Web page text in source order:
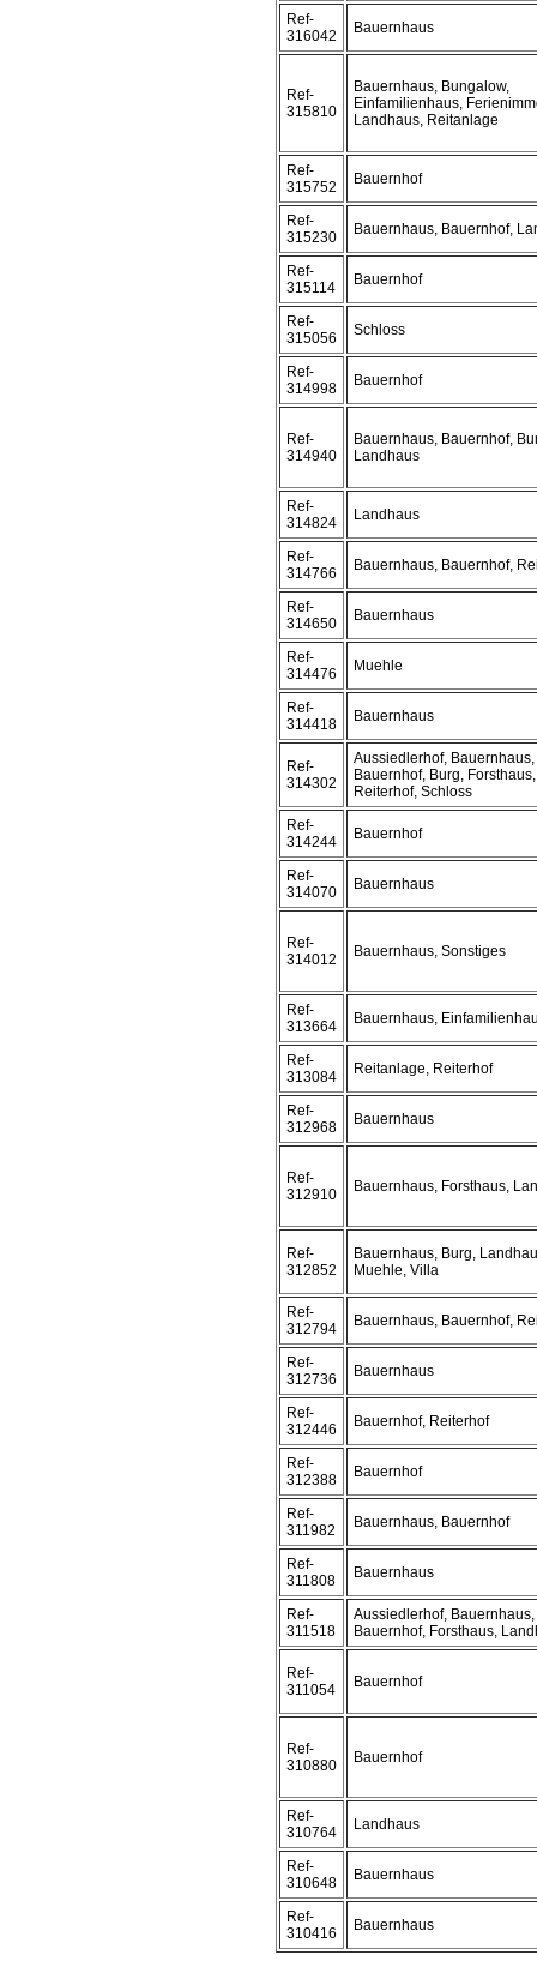
Ref-
316042
Bauernhaus
Ref-
315810
Bauernhaus, Bungalow,
Einfamilienhaus,
Landhaus, Reitanlage
Ref-
315752
Bauernhof
Ref-
315230
Bauernhaus, Bauernhof,
Ref-
315114
Bauernhof
Ref-
315056
Schloss
Ref-
314998
Bauernhof
Ref-
314940
Bauernhaus, Bauernhof,
Landhaus
Ref-
314824
Landhaus
Ref-
314766
Bauernhaus, Bauernhof,
Ref-
314650
Bauernhaus
Ref-
314476
Muehle
Ref-
314418
Bauernhaus
Ref-
314302
Aussiedlerhof, Bauernhaus,
Bauernhof, Burg, Forsthaus,
Reiterhof, Schloss
Ref-
314244
Bauernhof
Ref-
314070
Bauernhaus
Ref-
314012
Bauernhaus, Sonstiges
Ref-
313664
Bauernhaus,
Ref-
313084
Reitanlage, Reiterhof
Ref-
312968
Bauernhaus
Ref-
312910
Bauernhaus, Forsthaus,
Ref-
312852
Bauernhaus, Burg,
Muehle, Villa
Ref-
312794
Bauernhaus, Bauernhof,
Ref-
312736
Bauernhaus
Ref-
312446
Bauernhof, Reiterhof
Ref-
312388
Bauernhof
Ref-
311982
Bauernhaus, Bauernhof
Ref-
311808
Bauernhaus
Ref-
311518
Aussiedlerhof, Bauernhaus,
Bauernhof, Forsthaus,
Ref-
311054
Bauernhof
Ref-
310880
Bauernhof
Ref-
310764
Landhaus
Ref-
310648
Bauernhaus
Ref-
310416
Bauernhaus